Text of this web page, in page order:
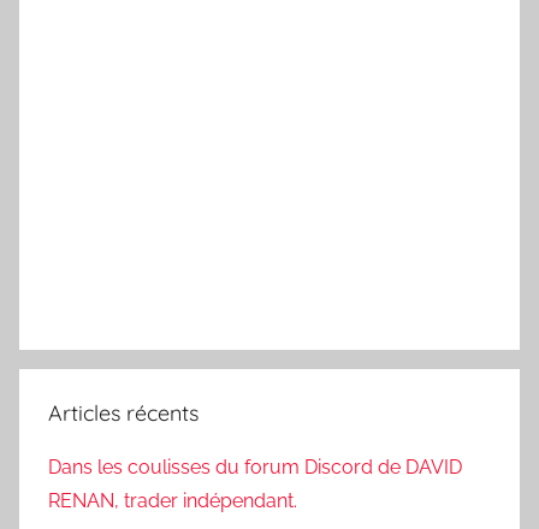
Articles récents
Dans les coulisses du forum Discord de DAVID
RENAN, trader indépendant.